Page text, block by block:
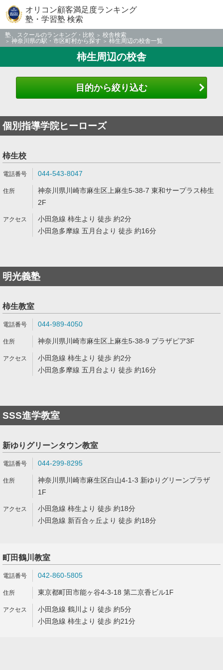
オリコン顧客満足度ランキング
塾・学習塾 検索
塾、スクールのランキング・比較
校舎検索
神奈川県の駅・市区町村から探す
柿生周辺の校舎一覧
柿生周辺の校舎
目的から絞り込む
個別指導学院ヒーローズ
柿生校
044-543-8047
神奈川県川崎市麻生区上麻生5-38-7 東和サープラス柿生
2F
小田急線 柿生より 徒歩 約2分
小田急多摩線 五月台より 徒歩 約16分
明光義塾
柿生教室
044-989-4050
神奈川県川崎市麻生区上麻生5-38-9 プラザピア3F
小田急線 柿生より 徒歩 約2分
小田急多摩線 五月台より 徒歩 約16分
SSS進学教室
新ゆりグリーンタウン教室
044-299-8295
神奈川県川崎市麻生区白山4-1-3 新ゆりグリーンプラザ
1F
小田急線 柿生より 徒歩 約18分
小田急線 新百合ヶ丘より 徒歩 約18分
町田鶴川教室
042-860-5805
東京都町田市能ヶ谷4-3-18 第二京香ビル1F
小田急線 鶴川より 徒歩 約5分
小田急線 柿生より 徒歩 約21分